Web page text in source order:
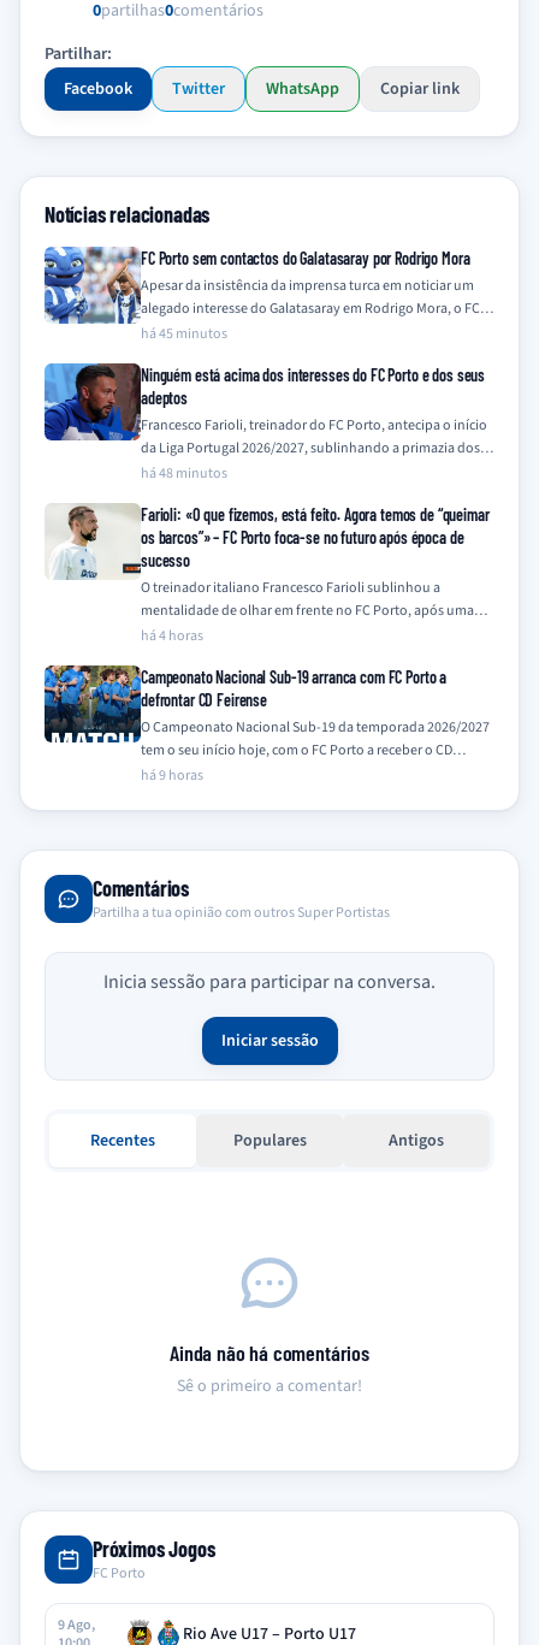
0partilhas0comentários
Partilhar:
Facebook
Twitter WhatsApp Copiar link
Notícias relacionadas
FC Porto sem contactos do Galatasaray por Rodrigo Mora
Apesar da insistência da imprensa turca em noticiar um
alegado interesse do Galatasaray em Rodrigo Mora, o FC
Porto nega qualquer contacto…
há 45 minutos
Ninguém está acima dos interesses do FC Porto e dos seus
adeptos
Francesco Farioli, treinador do FC Porto, antecipa o início
da Liga Portugal 2026/2027, sublinhando a primazia dos
interesses do clube e dos…
há 48 minutos
Farioli: «O que fizemos, está feito. Agora temos de “queimar
os barcos”» – FC Porto foca-se no futuro após época de
sucesso
O treinador italiano Francesco Farioli sublinhou a
mentalidade de olhar em frente no FC Porto, após uma
temporada de 2025/26 coroada com…
há 4 horas
Campeonato Nacional Sub-19 arranca com FC Porto a
defrontar CD Feirense
O Campeonato Nacional Sub-19 da temporada 2026/2027
tem o seu início hoje, com o FC Porto a receber o CD
Feirense no…
há 9 horas
Comentários
Partilha a tua opinião com outros Super Portistas
Inicia sessão para participar na conversa.
Iniciar sessão
Recentes Populares Antigos
Ainda não há comentários
Sê o primeiro a comentar!
Próximos Jogos
FC Porto
9 Ago,
Rio Ave U17 – Porto U17